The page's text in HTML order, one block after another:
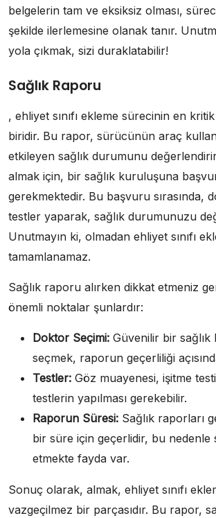
belgelerin tam ve eksiksiz olması,
şekilde ilerlemesine olanak tanır.
yola çıkmak, sizi duraklatabilir!
Sağlık Raporu
, ehliyet sınıfı ekleme sürecinin en
biridir. Bu rapor, sürücünün araç
etkileyen sağlık durumunu
almak için, bir sağlık kuruluşuna
gerekmektedir. Bu başvuru sırasında,
testler yaparak, sağlık durumunuzu
Unutmayın ki, olmadan ehliyet sınıfı
tamamlanamaz.
Sağlık raporu alırken dikkat etmeniz
önemli noktalar şunlardır:
Doktor Seçimi: Güvenilir bir
seçmek, raporun geçerliliği
Testler: Göz muayenesi, işitme
testlerin yapılması gerekebilir.
Raporun Süresi: Sağlık raporları
bir süre için geçerlidir, bu
etmekte fayda var.
Sonuç olarak, almak, ehliyet sınıfı
vazgeçilmez bir parçasıdır. Bu rapor,